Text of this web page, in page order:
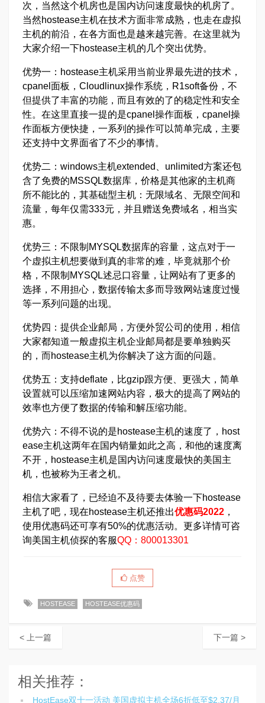
次，当然这个机房也是国内访问速度最快的机房了。
当然hostease主机在技术方面非常成熟，也走在虚拟
主机的前沿，在各方面也是越来越完善。在这里就为
大家介绍一下hostease主机的几个突出优势。
优势一：hostease主机采用当前业界最先进的技术，
cpanel面板，Cloudlinux操作系统，R1soft备份，不
但提供了丰富的功能，而且有效的了的稳定性和安全
性。在这里直接一提的是cpanel操作面板，cpanel操
作面板方便快捷，一系列的操作可以简单完成，主要
还支持中文界面省了不少的事情。
优势二：windows主机extended、unlimited方案还包
含了免费的MSSQL数据库，价格是其他家的主机商
所不能比的，其基础型主机：无限域名、无限空间和
流量，每年仅需333元，并且赠送免费域名，相当实
惠。
优势三：不限制MYSQL数据库的容量，这点对于一
个虚拟主机想要做到真的非常的难，毕竟就那个价
格，不限制MYSQL述忌口容量，让网站有了更多的
选择，不用担心，数据传输太多而导致网站速度过慢
等一系列问题的出现。
优势四：提供企业邮局，方便外贸公司的使用，相信
大家都知道一般虚拟主机企业邮局都是要单独购买
的，而hostease主机为你解决了这方面的问题。
优势五：支持deflate，比gzip跟方便、更强大，简单
设置就可以压缩加速网站内容，极大的提高了网站的
效率也方便了数据的传输和解压缩功能。
优势六：不得不说的是hostease主机的速度了，host
ease主机这两年在国内销量如此之高，和他的速度离
不开，hostease主机是国内访问速度最快的美国主
机，也被称为王者之机。
相信大家看了，已经迫不及待要去体验一下hostease
主机了吧，现在hostease主机还推出优惠码2022 ，
使用优惠码还可享有50%的优惠活动。更多详情可咨
询美国主机侦探的客服QQ：800013301
点赞
HOSTEASE HOSTEASE优惠码
< 上一篇 下一篇 >
相关推荐：
HostEase双十一活动 美国虚拟主机全场6折低至$2.37/月